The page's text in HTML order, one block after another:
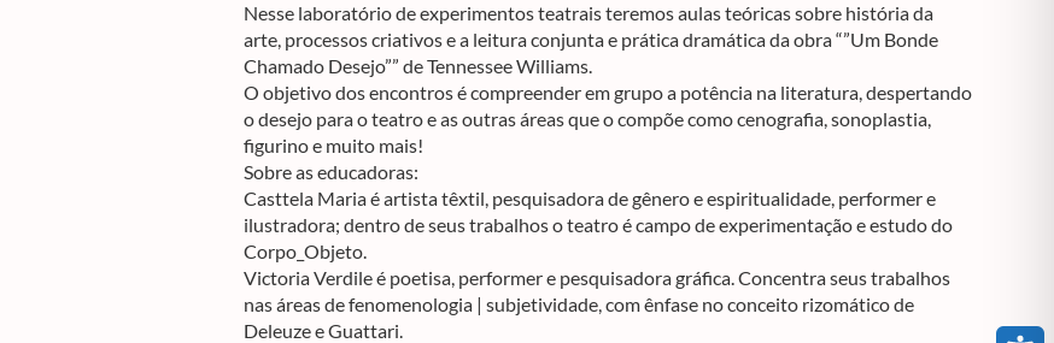
Nesse laboratório de experimentos teatrais teremos aulas teóricas sobre história da
arte, processos criativos e a leitura conjunta e prática dramática da obra “”Um Bonde
Chamado Desejo”” de Tennessee Williams.
O objetivo dos encontros é compreender em grupo a potência na literatura, despertando
o desejo para o teatro e as outras áreas que o compõe como cenografia, sonoplastia,
figurino e muito mais!
Sobre as educadoras:
Casttela Maria é artista têxtil, pesquisadora de gênero e espiritualidade, performer e
ilustradora; dentro de seus trabalhos o teatro é campo de experimentação e estudo do
Corpo_Objeto.
Victoria Verdile é poetisa, performer e pesquisadora gráfica. Concentra seus trabalhos
nas áreas de fenomenologia | subjetividade, com ênfase no conceito rizomático de
Deleuze e Guattari.